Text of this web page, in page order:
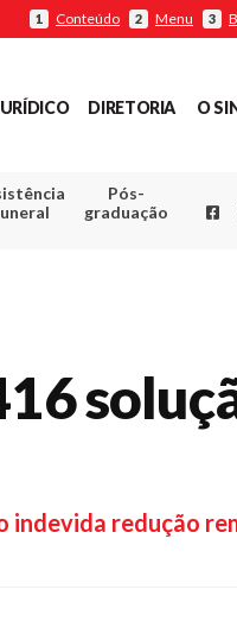
1 Conteúdo 2 Menu 3
DIRETORIA O
Pós-
graduação
indevida redução